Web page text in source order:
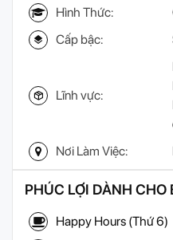
Hình Thức:
Cấp bậc:
Lĩnh vực:
Nơi Làm Việc:
PHÚC LỢI DÀNH CHO
Happy Hours (Thứ 6)